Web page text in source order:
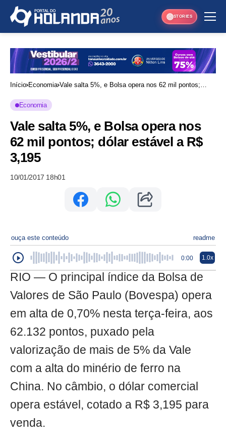
STORIES
Início Economia Vale salta 5%, e Bolsa opera nos 62 mil pontos;
Economia
Vale salta 5%, e Bolsa opera nos
62 mil pontos; dólar estável a R$
3,195
10/01/2017 18h01
ouça este conteúdo readme
0:00 1.0x
RIO — O principal índice da Bolsa de
Valores de São Paulo (Bovespa) opera
em alta de 0,70% nesta terça-feira, aos
62.132 pontos, puxado pela
valorização de mais de 5% da Vale
com a alta do minério de ferro na
China. No câmbio, o dólar comercial
opera estável, cotado a R$ 3,195 para
venda.